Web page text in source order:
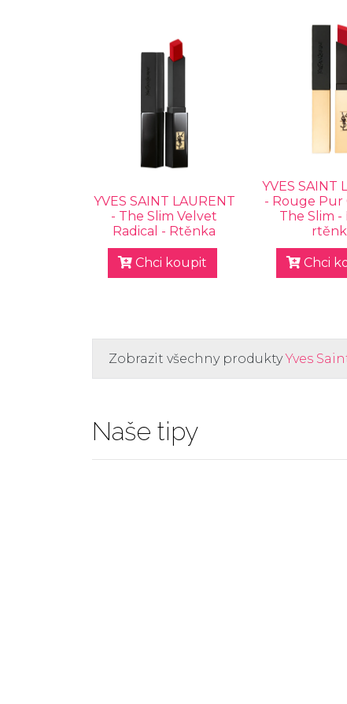
YVES SAINT LAURENT
- The Slim Velvet
Radical - Rtěnka
Chci koupit
YVES SAINT
- Rouge
The Slim -
Chci
Zobrazit všechny produktyYves
Naše tipy